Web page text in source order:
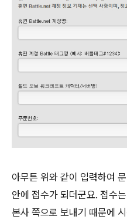
아무튼 위와 같이 입력하여
안에 접수가 되더군요. 접수
본사 쪽으로 보내기 때문에